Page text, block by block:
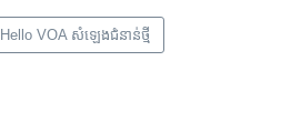
Hello VOA សំឡេង​ជំនាន់​ថ្មី